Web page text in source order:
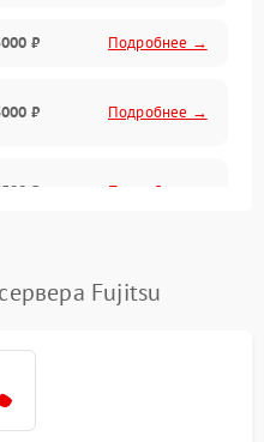
₽ Подробнее →
₽ Подробнее →
₽ Подробнее →
Fujitsu